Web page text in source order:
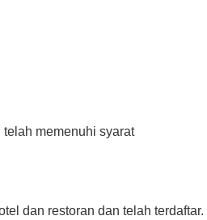
memenuhi syarat
dan restoran dan telah terdaftar.